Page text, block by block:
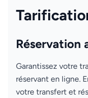
Réservation
Garantissez votre
réservant en ligne.
votre transfert et